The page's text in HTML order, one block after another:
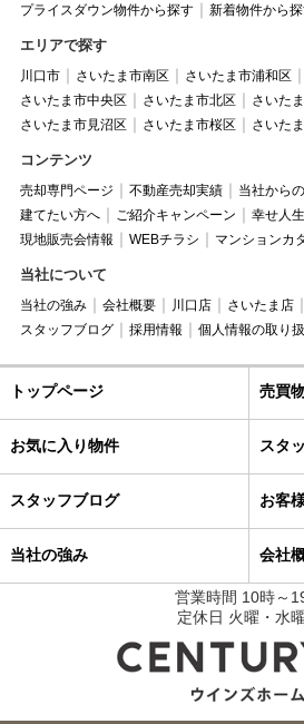
プライスダウン物件から探す
新着物件から
エリアで探す
川口市 さいたま市南区 さいたま市浦和区
さいたま市中央区
さいたま市北区
さいた
さいたま市見沼区
さいたま市桜区 さいた
コンテンツ
売却専門ページ 不動産売却実績
当社から
建てたい方へ
ご紹介キャンペーン
幸せ人
現地販売会情報
WEBチラシ マンションカ
当社について
当社の強み 会社概要 川口店 さいたま店
スタッフブログ
採用情報 個人情報の取り
トップページ 売買
お気に入り物件 スタ
スタッフブログ お客
当社の強み 会社
営業時間 10時～
定休日 火曜・水